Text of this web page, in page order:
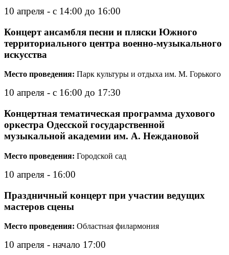
10 апреля - с 14:00 до 16:00
Концерт ансамбля песни и пляски Южного
территориального центра военно-музыкального
искусства
Место проведения: Парк культуры и отдыха им. М. Горького
10 апреля - с 16:00 до 17:30
Концертная тематическая программа духового
оркестра Одесской государственной
музыкальной академии им. А. Неждановой
Место проведения: Городской сад
10 апреля - 16:00
Праздничный концерт при участии ведущих
мастеров сцены
Место проведения: Областная филармония
10 апреля - начало 17:00